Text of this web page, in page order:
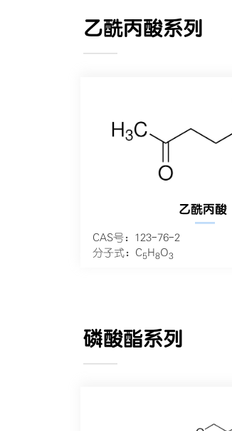
乙酰丙酸系列
———
乙酰丙酸
—
CAS号：123-76-2
分子式：C5H8O3
磷酸酯系列
———